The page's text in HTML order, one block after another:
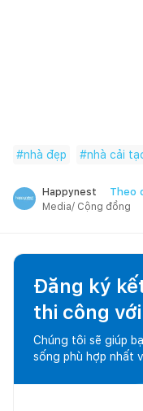
#nhà đẹp #nhà cải
Happynest Theo
Media/ Cộng đồng
Đăng ký
thi công với
Chúng tôi sẽ giúp
sống phù hợp nhất